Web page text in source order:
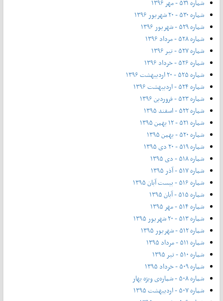
شماره ۵۳۱ - مهر ۱۳۹۶
شماره ۵۳۰ - ۲۰ شهریور ۱۳۹۶
شماره ۵۲۹ - شهریور ۱۳۹۶
شماره ۵۲۸ - مرداد ۱۳۹۶
شماره ۵۲۷ - تیر ۱۳۹۶
شماره ۵۲۶ - خرداد ۱۳۹۶
شماره ۵۲۵ - ۲۰ اردیبهشت ۱۳۹۶
شماره ۵۲۴ - اردیبهشت ۱۳۹۶
شماره ۵۲۳ - فروردین ۱۳۹۶
شماره ۵۲۲ - اسفند ۱۳۹۵
شماره ۵۲۱ - ۱۲ بهمن ۱۳۹۵
شماره ۵۲۰ - بهمن ۱۳۹۵
شماره ۵۱۹ - ۲۰ دی ۱۳۹۵
شماره ۵۱۸ - دی ۱۳۹۵
شماره ۵۱۷ - آذر ۱۳۹۵
شماره ۵۱۶ - بیست آبان ۱۳۹۵
شماره ۵۱۵ - آبان ۱۳۹۵
شماره ۵۱۴ - مهر ۱۳۹۵
شماره ۵۱۳ - ۲۰ شهریور ۱۳۹۵
شماره ۵۱۲ - شهریور ۱۳۹۵
شماره ۵۱۱ - مرداد ۱۳۹۵
شماره ۵۱۰ - تیر ۱۳۹۵
شماره ۵۰۹ - خرداد ۱۳۹۵
شماره ۵۰۸ - شماره‌ی ویژه بهار
شماره ۵۰۷ - اردیبهشت ۱۳۹۵